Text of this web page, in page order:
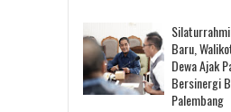
Baru,
Dewa Ajak
Bersinergi
Palembang